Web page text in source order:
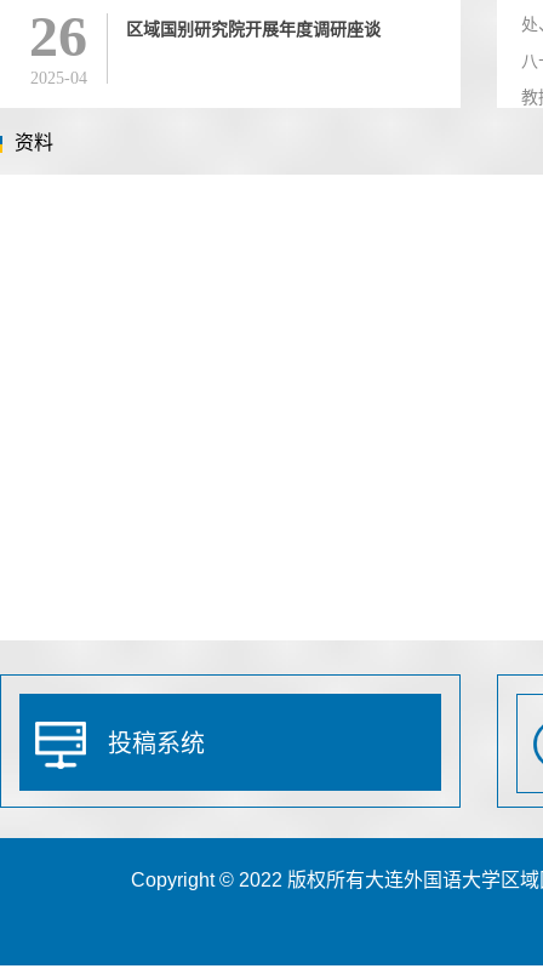
26
2025-04
区域国别研究院开展年度调研座谈
教
资料
投稿系统
Copyright © 2022 版权所有大连外国语大学区